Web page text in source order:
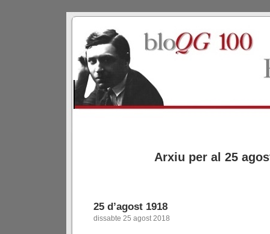
Arxiu per al 25
25 d’agost 1918
dissabte 25 agost 2018